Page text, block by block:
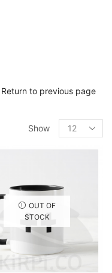
Return to previous page
Show
Products
per
OUT OF
STOCK